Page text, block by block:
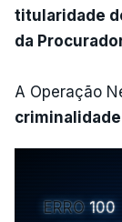
titularidade
da
A Operação
ERRO 100